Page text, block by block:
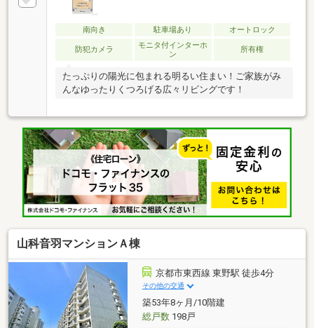
南向き 駐車場あり オートロック
防犯カメラ
モニタ付インターホ
ン
所有権
たっぷりの陽光に包まれる明るい住まい！ご家族がみ
んなゆったりくつろげる広々リビングです！
山科音羽マンションＡ棟
京都市東西線 東野駅 徒歩4分
その他の交通
築53年8ヶ月/10階建
総戸数198戸